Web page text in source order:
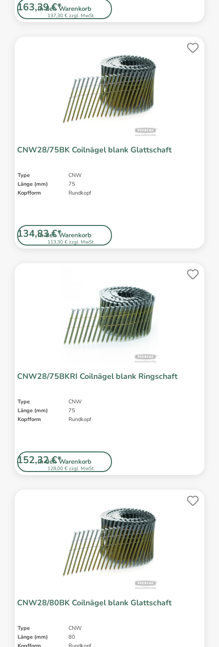
In den Warenkorb
137,30 € zzgl. MwSt.
163,39 €*
CNW28/75BK Coilnägel blank Glattschaft
Type
CNW
Länge (mm)
75
Kopfform
Rundkopf
In den Warenkorb
113,30 € zzgl. MwSt.
134,83 €*
CNW28/75BKRI Coilnägel blank Ringschaft
Type
CNW
Länge (mm)
75
Kopfform
Rundkopf
In den Warenkorb
128,00 € zzgl. MwSt.
152,32 €*
CNW28/80BK Coilnägel blank Glattschaft
Type
CNW
Länge (mm)
80